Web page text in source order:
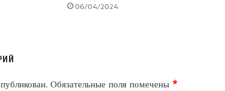
06/04/2024
Обязательные поля помечены *